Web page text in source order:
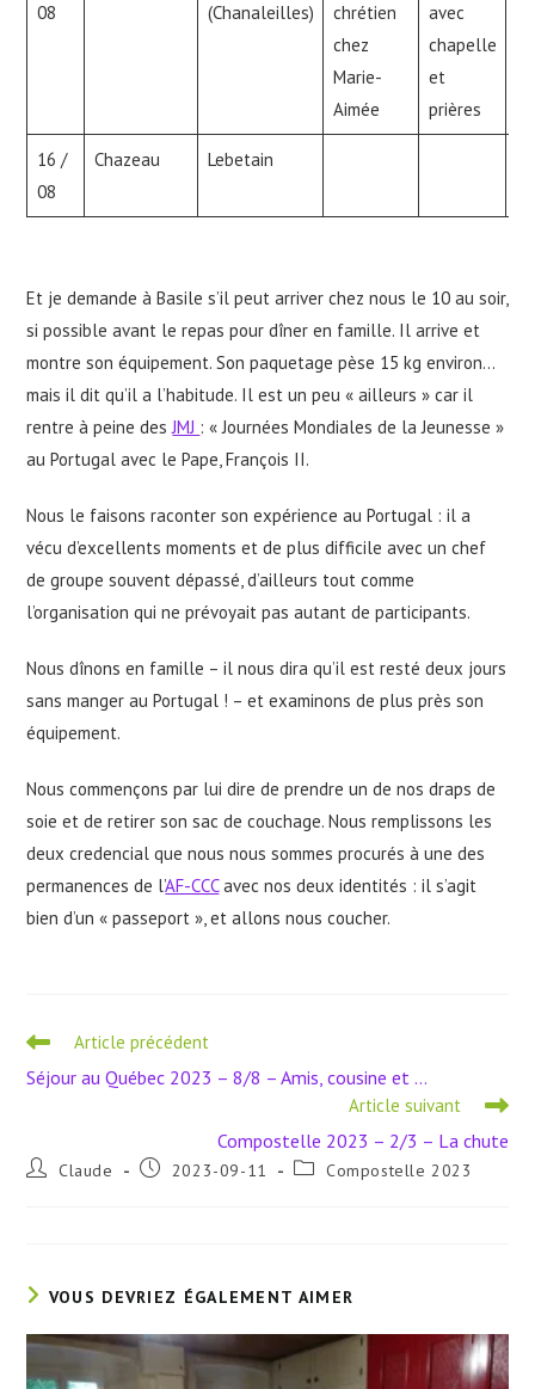
08
(Chanaleilles)
chrétien
chez
Marie-
Aimée
avec
chapelle
et
prières
16 /
08
Chazeau Lebetain
Et je demande à Basile s’il peut arriver chez nous le 10 au soir,
si possible avant le repas pour dîner en famille. Il arrive et
montre son équipement. Son paquetage pèse 15 kg environ…
mais il dit qu’il a l’habitude. Il est un peu « ailleurs » car il
rentre à peine desJMJ : « Journées Mondiales de la Jeunesse »
au Portugal avec le Pape, François II.
Nous le faisons raconter son expérience au Portugal : il a
vécu d’excellents moments et de plus difficile avec un chef
de groupe souvent dépassé, d’ailleurs tout comme
l’organisation qui ne prévoyait pas autant de participants.
Nous dînons en famille – il nous dira qu’il est resté deux jours
sans manger au Portugal ! – et examinons de plus près son
équipement.
Nous commençons par lui dire de prendre un de nos draps de
soie et de retirer son sac de couchage. Nous remplissons les
deux credencial que nous nous sommes procurés à une des
permanences de l’AF-CCCavec nos deux identités : il s’agit
bien d’un « passeport », et allons nous coucher.
Read
articles
Article précédent
Séjour au Québec 2023 – 8/8 – Amis, cousine et …
Article suivant
Compostelle 2023 – 2/3 – La chute
Auteur/autrice
Claude
Publication
2023-09-11
Post Compostelle 2023
VOUS DEVRIEZ ÉGALEMENT AIMER